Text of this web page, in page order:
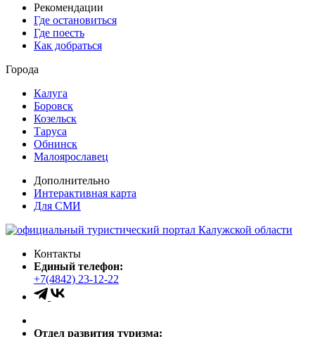
Рекомендации
Где остановиться
Где поесть
Как добраться
Города
Калуга
Боровск
Козельск
Таруса
Обнинск
Малоярославец
Дополнительно
Интерактивная карта
Для СМИ
Контакты
Единый телефон:
+7(4842) 23-12-22
Отдел развития туризма: